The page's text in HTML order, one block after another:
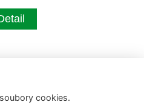
cookies.